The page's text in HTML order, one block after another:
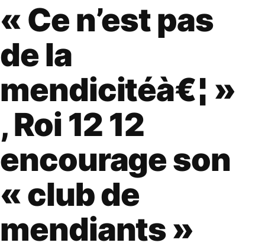
« Ce n’est pas
de la
mendicitéà€¦ »
, Roi 12 12
encourage son
« club de
mendiants »